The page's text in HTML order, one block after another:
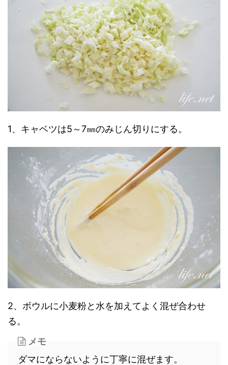
1、キャベツは5～7㎜のみじん切りにする。
2、ボウルに小麦粉と水を加えてよく混ぜ合わせ
る。
メモ
ダマにならないように丁寧に混ぜます。